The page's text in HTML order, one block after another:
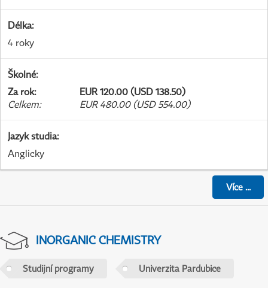
Délka:
4 roky
Školné:
Za rok:
EUR 120.00 (USD 138.50)
Celkem: EUR 480.00 (USD 554.00)
Jazyk studia:
Anglicky
Více...
INORGANIC CHEMISTRY
Studijní programy Univerzita Pardubice